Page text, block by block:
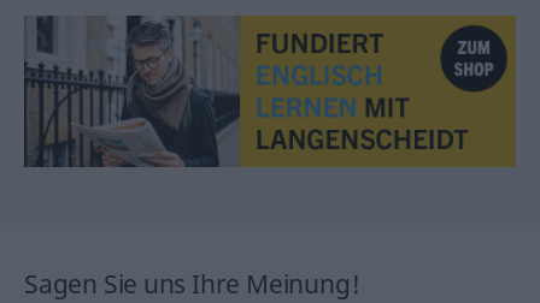
Sagen Sie uns Ihre Meinung!